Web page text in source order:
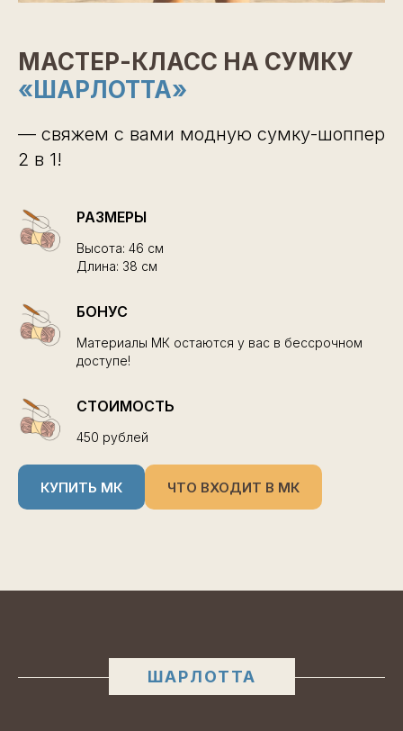
МАСТЕР-КЛАСС НА СУМКУ
«ШАРЛОТТА»
— свяжем с вами модную сумку-шоппер
2 в 1!
РАЗМЕРЫ
Высота: 46 см
Длина: 38 см
БОНУС
Материалы МК остаются у вас в бессрочном
доступе!
СТОИМОСТЬ
450 рублей
КУПИТЬ МК ЧТО ВХОДИТ В МК
ШАРЛОТТА